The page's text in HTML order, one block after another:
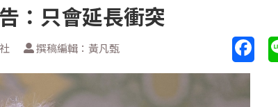
：只會延長衝突
撰稿編輯：黃凡甄